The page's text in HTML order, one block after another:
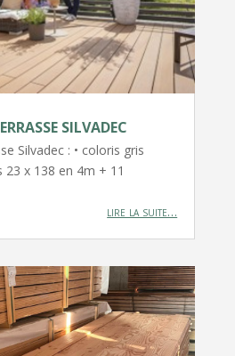
SILVADEC
Silvadec : • coloris gris
23 x 138 en 4m + 11
lire la suite…